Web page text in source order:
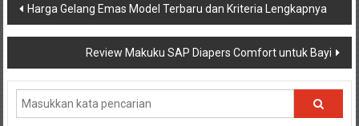
Navigasi
pos
Harga Gelang Emas Model Terbaru dan Kriteria Lengkapnya
Review Makuku SAP Diapers Comfort untuk Bayi